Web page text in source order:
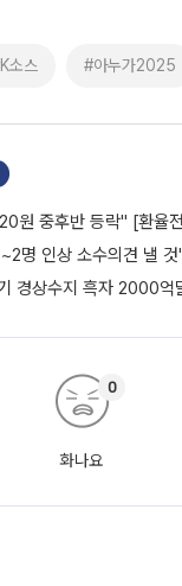
소스 #아누가2025
원 중후반 등락" [환율
명 인상 소수의견 낼 것
경상수지 흑자 2000억
화나요
0